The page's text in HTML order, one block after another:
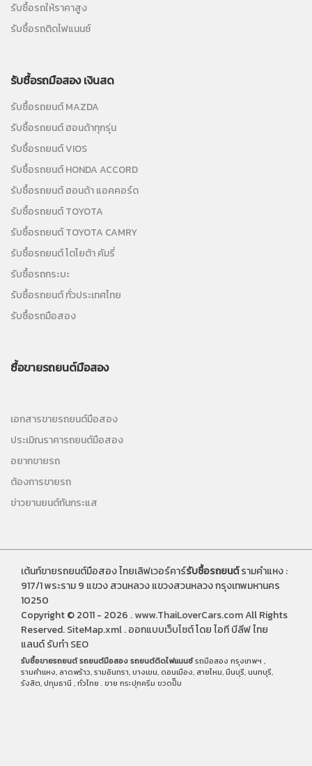
รับซื้อรถให้ราคาสูง
รับซื้อรถติดไฟแนนซ์
รับซื้อรถมือสอง เงินสด
รับซื้อรถยนต์ MAZDA
รับซื้อรถยนต์ ฮอนด้าทุกรุ่น
รับซื้อรถยนต์ VIOS
รับซื้อรถยนต์ HONDA ACCORD
รับซื้อรถยนต์ ฮอนด้า แอคคอร์ด
รับซื้อรถยนต์ TOYOTA
รับซื้อรถยนต์ TOYOTA CAMRY
รับซื้อรถยนต์ โตโยต้า คัมรี่
รับซื้อรถกระบะ
รับซื้อรถยนต์ ทั่วประเทศไทย
รับซื้อรถมือสอง
ซื้อขายรถยนต์มือสอง
เอกสารขายรถยนต์มือสอง
ประเมิณราคารถยนต์มือสอง
อยากขายรถ
ต้องการขายรถ
ข่าวยานยนต์ทันกระแส
เต้นท์ขายรถยนต์มือสอง ไทยเลิฟเวอร์คาร์รับซื้อรถยนต์รามคำแหง :
917/1 พระราม 9 แขวง สวนหลวง แขวงสวนหลวง กรุงเทพมหานคร
10250
Copyright © 2011 - 2026 .www.ThaiLoverCars.comAll Rights
Reserved.SiteMap.xml.ออกแบบเว็บไซต์โดย ไอที บีลีฟ ไทย
แลนด์รับทำ SEO
รับซื้อขายรถยนต์รถยนต์มือสองรถยนต์ติดไฟแนนซ์รถมือสอง กรุงเทพฯ ,
รามคำแหง, ลาดพร้าว, รามอินทรา, บางเขน, ดอนเมือง, สายไหม, มีนบุรี, นนทบุรี,
รังสิต, ปทุมธานี , ทั่วไทย . ขาย กระปุกครีม ขวดปั๊ม